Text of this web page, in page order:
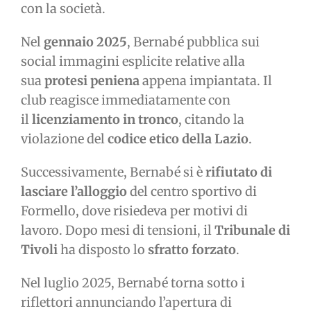
con la società.
Nel gennaio 2025, Bernabé pubblica sui
social immagini esplicite relative alla
suaprotesi penienaappena impiantata. Il
club reagisce immediatamente con
illicenziamento in tronco, citando la
violazione delcodice etico della Lazio.
Successivamente, Bernabé si èrifiutato di
lasciare l’alloggiodel centro sportivo di
Formello, dove risiedeva per motivi di
lavoro. Dopo mesi di tensioni, ilTribunale di
Tivoliha disposto lo sfratto forzato.
Nel luglio 2025, Bernabé torna sotto i
riflettori annunciando l’apertura di